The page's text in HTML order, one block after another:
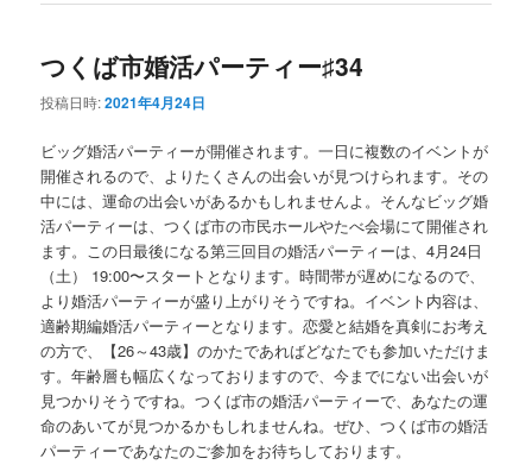
つくば市婚活パーティー♯34
投稿日時:2021年4月24日
ビッグ婚活パーティーが開催されます。一日に複数のイベントが
開催されるので、よりたくさんの出会いが見つけられます。その
中には、運命の出会いがあるかもしれませんよ。そんなビッグ婚
活パーティーは、つくば市の市民ホールやたべ会場にて開催され
ます。この日最後になる第三回目の婚活パーティーは、4月24日
（土） 19:00〜スタートとなります。時間帯が遅めになるので、
より婚活パーティーが盛り上がりそうですね。イベント内容は、
適齢期編婚活パーティーとなります。恋愛と結婚を真剣にお考え
の方で、【26～43歳】のかたであればどなたでも参加いただけま
す。年齢層も幅広くなっておりますので、今までにない出会いが
見つかりそうですね。つくば市の婚活パーティーで、あなたの運
命のあいてが見つかるかもしれませんね。ぜひ、つくば市の婚活
パーティーであなたのご参加をお待ちしております。